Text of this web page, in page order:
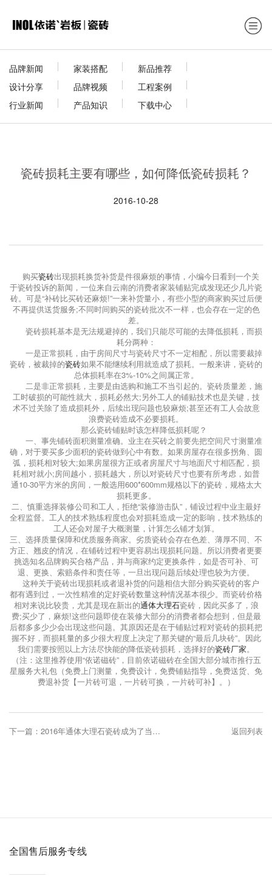
品牌新闻 家装搭配
新品推荐
设计分享
品牌视频
工程案例
行业新闻
产品知识 下载中心
瓷砖损耗主要有哪些，如何降低瓷砖损耗？
2016-10-28
购买瓷砖出现损耗换货补货是件很麻烦的事情，小编今日看到一个关
于瓷砖投诉的新闻，一位来自云南的消费者家装铺贴完成发现还少几片瓷
砖。可是“补砖比买砖还麻烦!”一来补货量小，有些小型的商家购买过后便
不再提供送货服务;不同时间购买的瓷砖批次不一样，也会存在一定的色
差。
瓷砖损耗基本是无法规避掉的，我们只能尽可能的去降低损耗，而损
耗分两种：
一是正常损耗，由于房间尺寸与瓷砖尺寸不一定相配，所以需要裁掉
瓷砖，被裁掉的瓷砖如果不能继续利用就造成了损耗。一般来讲，瓷砖的
总体损耗率在3%-10%之间属正常。
二是非正常损耗，主要是由选购和施工不当引起的。瓷砖质量差，施
工时破损的可能性就大，损耗必然大;另外工人的铺贴技术也是关键，技
术不过关除了造成损耗外，后续出现问题也较麻烦;甚至还有工人会故意
浪费瓷砖造成不必要损耗。
那么瓷砖铺贴时该怎样降低损耗呢？
一、事先铺砖面积测量准确。业主在买砖之前要先把空间尺寸测量准
确，对于要买多少面积的瓷砖做到心中有数。如果房屋存在很多拐角、圆
弧，损耗相对较大;如果房屋很方正或者房屋尺寸与地面尺寸相匹配，损
耗相对就小;房间越小，损耗越大，所以对瓷砖尺寸也要有所考虑，如普
通10-30平方米的房间，一般选用600*600mm规格以下的瓷砖，规格太大
损耗更多。
二、慎重选择装修公司和工人，拒绝“装修游击队”，铺设过程中业主最好
全程监督。工人的技术熟练程度也会对损耗造成一定的影响，技术熟练的
工人还会对屋子大概测量，计算怎么铺才划算。
三、选择质量保障和优质服务商家。劣质瓷砖会存在色差、薄厚不同、不
方正、翘皮的情况，在铺砖过程中更容易出现损耗问题。所以消费者更要
挑选知名品牌购买合格产品，并与商家约定更换条件，如是否可补、可
退、更换、索赔条件和责任等，一旦出现问题后续处理也较为方便。
这种关于瓷砖出现损耗或者退补货的问题相信大部分购买瓷砖的客户
都有遇到过，一次性精准的定好瓷砖数量这种情况基本很少。而瓷砖价格
相对来说比较贵，尤其是现在新出的通体大理石瓷砖，因此买多了，浪
费;买少了，麻烦!这些问题即使在装修大部分的消费者都会想到，但是最
后都多多少少会出现这些问题。其原因还是在于铺贴过程对瓷砖的损耗把
握不好，而损耗量的多少很大程度上决定了那关键的“最后几块砖”。因此
我们需要按照以上方法尽快能的降低瓷砖损耗，选择好的瓷砖厂家。
（注：这里推荐使用“依诺磁砖”，目前依诺磁砖在全国大部分城市推行五
星服务大礼包（免费上门测量，免费设计，免费铺贴指导，免费送货、免
费退补货【一片砖可退，一片砖可换，一片砖可补】。）
下一篇：2016年通体大理石瓷砖成为了当下主流趋势，其凭借什么占领市场？ 返回列表
全国售后服务专线